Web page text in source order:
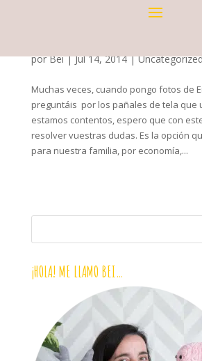
porBei|Jul 14, 2014|
Muchas veces, cuando pongo fotos de
preguntáis por los pañales de tela que
estamos contentos, espero que con
resolver vuestras dudas. Es la opción
para nuestra familia, por economía,...
¡HOLA! ME LLAMO BEI…